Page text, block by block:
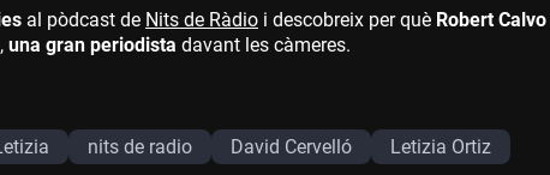
al pòdcast de Nits de Ràdio i descobreix per què Robert Calvo
una gran periodista davant les càmeres.
nits de radio David Cervelló Letizia Ortiz